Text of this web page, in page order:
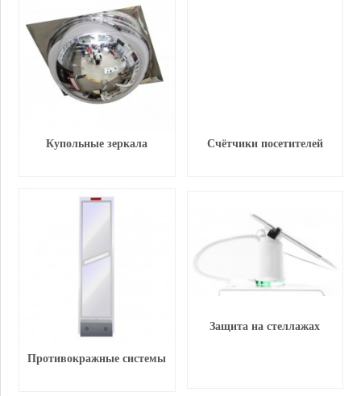
Купольные зеркала Счётчики посетителей
Противокражные системы
Защита на стеллажах